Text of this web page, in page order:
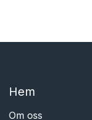
Hem​​
Om oss